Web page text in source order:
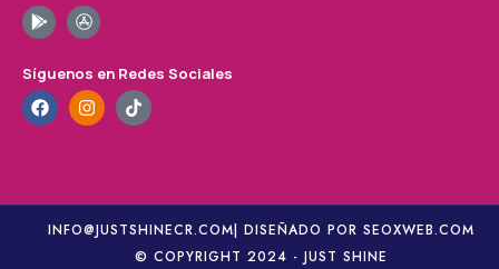
Síguenos en Redes Sociales
INFO@JUSTSHINECR.COM| DISEÑADO POR SEOXWEB.COM
© COPYRIGHT 2024 - JUST SHINE